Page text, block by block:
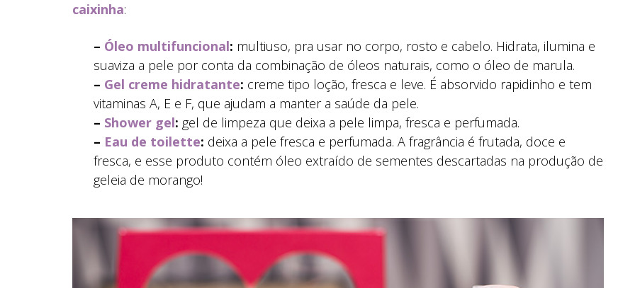
caixinha:
– Óleo multifuncional: multiuso, pra usar no corpo, rosto e cabelo. Hidrata, ilumina e
suaviza a pele por conta da combinação de óleos naturais, como o óleo de marula.
– Gel creme hidratante: creme tipo loção, fresca e leve. É absorvido rapidinho e tem
vitaminas A, E e F, que ajudam a manter a saúde da pele.
– Shower gel: gel de limpeza que deixa a pele limpa, fresca e perfumada.
– Eau de toilette: deixa a pele fresca e perfumada. A fragrância é frutada, doce e
fresca, e esse produto contém óleo extraído de sementes descartadas na produção de
geleia de morango!